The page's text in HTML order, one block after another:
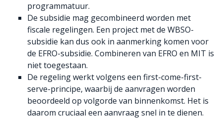
programmatuur.
De subsidie mag gecombineerd worden met
fiscale regelingen. Een project met de WBSO-
subsidie kan dus ook in aanmerking komen voor
de EFRO-subsidie. Combineren van EFRO en MIT is
niet toegestaan.
De regeling werkt volgens een first-come-first-
serve-principe, waarbij de aanvragen worden
beoordeeld op volgorde van binnenkomst. Het is
daarom cruciaal een aanvraag snel in te dienen.